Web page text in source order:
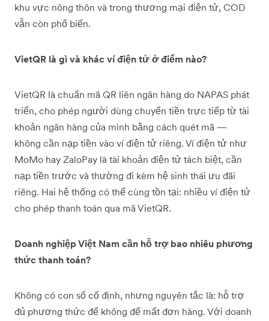
khu vực nông thôn và trong thương mại điện tử, COD
vẫn còn phổ biến.
VietQR là gì và khác ví điện tử ở điểm nào?
VietQR là chuẩn mã QR liên ngân hàng do NAPAS phát
triển, cho phép người dùng chuyển tiền trực tiếp từ tài
khoản ngân hàng của mình bằng cách quét mã —
không cần nạp tiền vào ví điện tử riêng. Ví điện tử như
MoMo hay ZaloPay là tài khoản điện tử tách biệt, cần
nạp tiền trước và thường đi kèm hệ sinh thái ưu đãi
riêng. Hai hệ thống có thể cùng tồn tại: nhiều ví điện tử
cho phép thanh toán qua mã VietQR.
Doanh nghiệp Việt Nam cần hỗ trợ bao nhiêu phương
thức thanh toán?
Không có con số cố định, nhưng nguyên tắc là: hỗ trợ
đủ phương thức để không để mất đơn hàng. Với doanh